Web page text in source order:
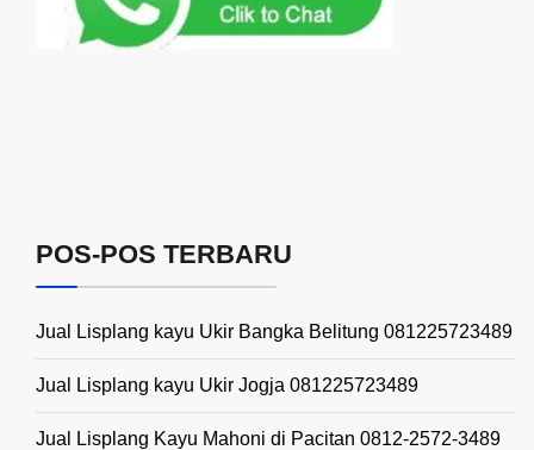
POS-POS TERBARU
Jual Lisplang kayu Ukir Bangka Belitung 081225723489
Jual Lisplang kayu Ukir Jogja 081225723489
Jual Lisplang Kayu Mahoni di Pacitan 0812-2572-3489